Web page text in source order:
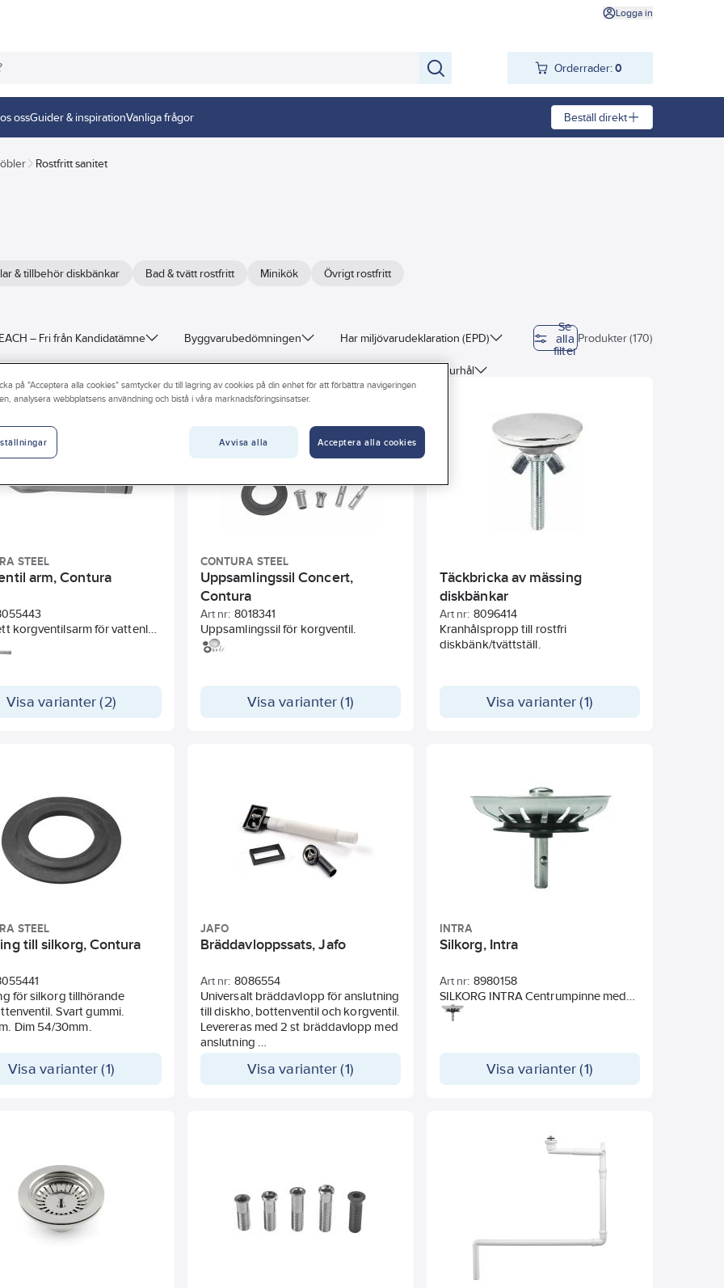
Logga in
Orderrader: 0
ossGuider & inspirationVanliga frågor Beställ direkt
Rostfritt sanitet
& tillbehör diskbänkar Bad & tvätt rostfritt Minikök Övrigt rostfritt
– Fri från Kandidatämne Byggvarubedömningen Har miljövarudeklaration (EPD)
Armaturhål
Med bottenventil Korgsil med propp Diameter
reglering för bottenventil
Se
alla
filter
Produkter (170)
STEEL
arm, Contura
korgventilsarm för vattenlås
Korgventil Ø 115mm,
med integrerat rör, passar
Visa varianter (2)
CONTURA STEEL
Uppsamlingssil Concert,
Contura
Art nr: 8018341
Uppsamlingssil för korgventil.
Visa varianter (1)
Täckbricka av mässing
diskbänkar
Art nr: 8096414
Kranhålspropp till rostfri
diskbänk/tvättställ.
Visa varianter (1)
STEEL
till silkorg, Contura
för silkorg tillhörande
Svart gummi.
Dim 54/30mm.
Visa varianter (1)
JAFO
Bräddavloppssats, Jafo
Art nr: 8086554
Universalt bräddavlopp för anslutning
till diskho, bottenventil och korgventil.
Levereras med 2 st bräddavlopp med
anslutning
eller cirkulär Ø31 bräddavloppshål,
Visa varianter (1)
INTRA
Silkorg, Intra
Art nr: 8980158
SILKORG INTRA Centrumpinne med
kula
1st 27mm(kula förskjuten på pinnen)
Visa varianter (1)
på "Acceptera alla cookies" samtycker du till lagring av cookies på din enhet för att förbättra navigeringen
analysera webbplatsens användning och bistå i våra marknadsföringsinsatser.
Avvisa alla Acceptera alla cookies